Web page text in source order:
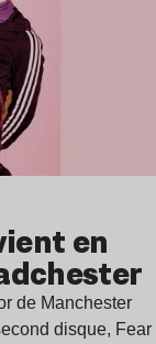
en
de Manchester
disque, Fear